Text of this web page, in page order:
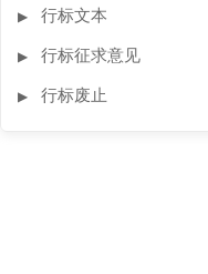
▶ 行标文本
▶ 行标征求意见
▶ 行标废止